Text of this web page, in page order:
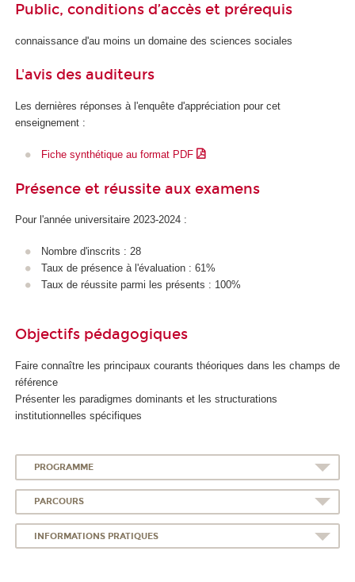
Public, conditions d’accès et prérequis
connaissance d'au moins un domaine des sciences sociales
L'avis des auditeurs
Les dernières réponses à l'enquête d'appréciation pour cet
enseignement :
Fiche synthétique au format PDF
Présence et réussite aux examens
Pour l'année universitaire 2023-2024 :
Nombre d'inscrits : 28
Taux de présence à l'évaluation : 61%
Taux de réussite parmi les présents : 100%
Objectifs pédagogiques
Faire connaître les principaux courants théoriques dans les champs de
référence
Présenter les paradigmes dominants et les structurations
institutionnelles spécifiques
PROGRAMME
PARCOURS
INFORMATIONS PRATIQUES